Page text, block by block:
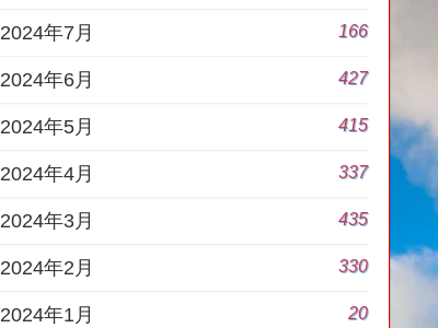
2024年7月 166
2024年6月 427
2024年5月 415
2024年4月 337
2024年3月 435
2024年2月 330
2024年1月 20